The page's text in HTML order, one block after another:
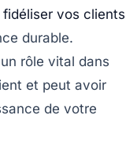
fidéliser vos clients
durable.
rôle vital dans
et peut avoir
de votre